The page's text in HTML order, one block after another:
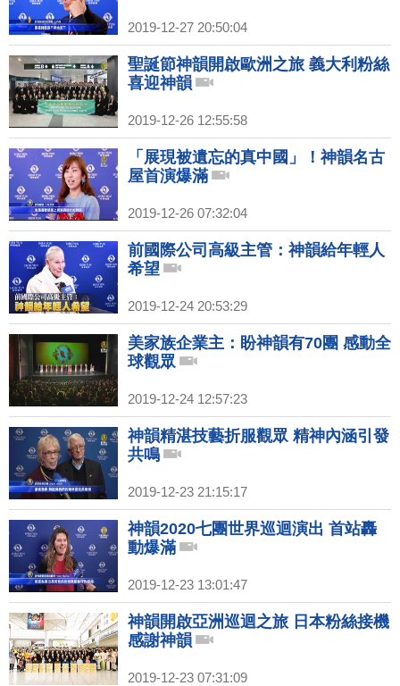
2019-12-27 20:50:04
聖誕節神韻開啟歐洲之旅 義大利粉絲
喜迎神韻
2019-12-26 12:55:58
「展現被遺忘的真中國」！神韻名古
屋首演爆滿
2019-12-26 07:32:04
前國際公司高級主管：神韻給年輕人
希望
2019-12-24 20:53:29
美家族企業主：盼神韻有70團 感動全
球觀眾
2019-12-24 12:57:23
神韻精湛技藝折服觀眾 精神內涵引發
共鳴
2019-12-23 21:15:17
神韻2020七團世界巡迴演出 首站轟
動爆滿
2019-12-23 13:01:47
神韻開啟亞洲巡迴之旅 日本粉絲接機
感謝神韻
2019-12-23 07:31:09